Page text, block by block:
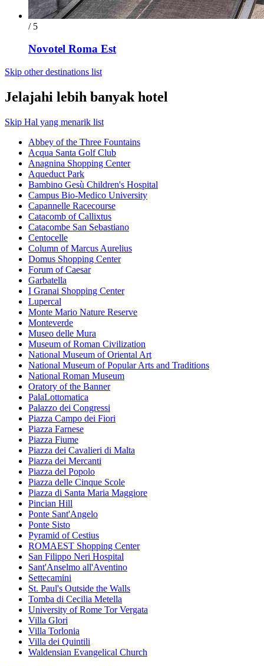
/ 5
Novotel Roma Est
Skip other destinations list
Jelajahi lebih banyak hotel
Skip Hal yang menarik list
Abbey of the Three Fountains
Acqua Santa Golf Club
Anagnina Shopping Center
Aqueduct Park
Bambino Gesù Children's Hospital
Campus Bio-Medico University
Capannelle Racecourse
Catacomb of Callixtus
Catacombe San Sebastiano
Centocelle
Column of Marcus Aurelius
Domus Shopping Center
Forum of Caesar
Garbatella
I Granai Shopping Center
Lupercal
Monte Mario Nature Reserve
Monteverde
Museo delle Mura
Museum of Roman Civilization
National Museum of Oriental Art
National Museum of Popular Arts and Traditions
National Roman Museum
Oratory of the Banner
PalaLottomatica
Palazzo dei Congressi
Piazza Campo dei Fiori
Piazza Farnese
Piazza Fiume
Piazza dei Cavalieri di Malta
Piazza dei Mercanti
Piazza del Popolo
Piazza delle Cinque Scole
Piazza di Santa Maria Maggiore
Pincian Hill
Ponte Sant'Angelo
Ponte Sisto
Pyramid of Cestius
ROMAEST Shopping Center
San Filippo Neri Hospital
Sant'Anselmo all'Aventino
Settecamini
St. Paul's Outside the Walls
Tomba di Cecilia Metella
University of Rome Tor Vergata
Villa Glori
Villa Torlonia
Villa dei Quintili
Waldensian Evangelical Church